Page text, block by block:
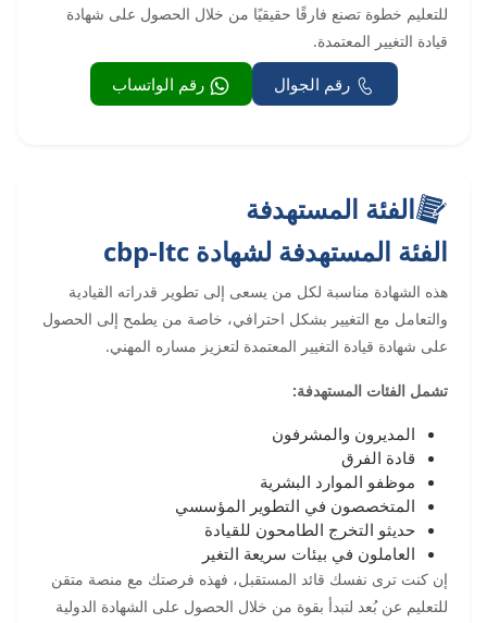
للتعليم خطوة تصنع فارقًا حقيقيًا من خلال الحصول على شهادة
قيادة التغيير المعتمدة.
رقم الجوال رقم الواتساب
الفئة المستهدفة
الفئة المستهدفة لشهادة cbp-ltc
هذه الشهادة مناسبة لكل من يسعى إلى تطوير قدراته القيادية
والتعامل مع التغيير بشكل احترافي، خاصة من يطمح إلى الحصول
على شهادة قيادة التغيير المعتمدة لتعزيز مساره المهني.
تشمل الفئات المستهدفة:
المديرون والمشرفون
قادة الفرق
موظفو الموارد البشرية
المتخصصون في التطوير المؤسسي
حديثو التخرج الطامحون للقيادة
العاملون في بيئات سريعة التغير
إن كنت ترى نفسك قائد المستقبل، فهذه فرصتك مع منصة متقن
للتعليم عن بُعد لتبدأ بقوة من خلال الحصول على الشهادة الدولية